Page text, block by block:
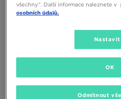
1390 Kč
EU
všechny“. Další informace naleznete v
osobních údajů.
Nastavit
Odmítnout
OK